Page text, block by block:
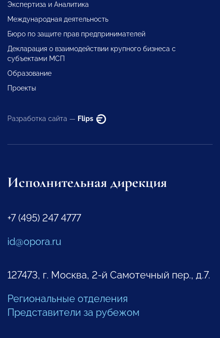
Экспертиза и Аналитика
Международная деятельность
Бюро по защите прав предпринимателей
Декларация о взаимодействии крупного бизнеса с
субъектами МСП
Образование
Проекты
Разработка сайта — Flips
Исполнительная дирекция
+7 (495) 247 4777
id@opora.ru
127473, г. Москва, 2-й Самотечный пер., д.7.
Региональные отделения
Представители за рубежом